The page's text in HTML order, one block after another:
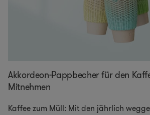
Akkordeon-Pappbecher für den
Mitnehmen
Kaffee zum Müll: Mit den jährlich